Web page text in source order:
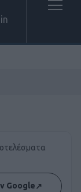
Google↗